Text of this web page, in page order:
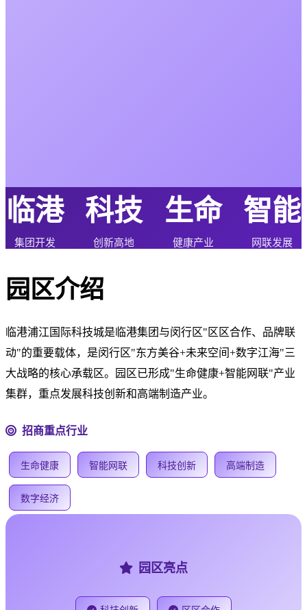
临港
集团开发
科技
创新高地
生命
健康产业
智能
网联发展
园区介绍
临港浦江国际科技城是临港集团与闵行区"区区合作、品牌联
动"的重要载体，是闵行区"东方美谷+未来空间+数字江海"三
大战略的核心承载区。园区已形成"生命健康+智能网联"产业
集群，重点发展科技创新和高端制造产业。
招商重点行业
生命健康 智能网联 科技创新 高端制造
数字经济
园区亮点